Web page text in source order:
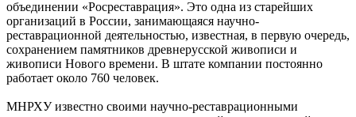
объединении «Росреставрация». Это одна из старейших
организаций в России, занимающаяся научно-
реставрационной деятельностью, известная, в первую очередь,
сохранением памятников древнерусской живописи и
живописи Нового времени. В штате компании постоянно
работает около 760 человек.
МНРХУ известно своими научно-реставрационными